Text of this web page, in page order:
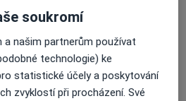
soukromí
a našim partnerům používat
technologie) ke
statistické účely a poskytování
zvyklostí při procházení. Své